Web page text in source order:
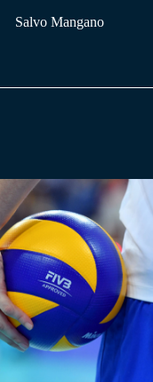
Salvo Mangano